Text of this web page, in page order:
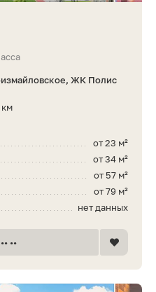
ЖК Полис
км
от 23 м²
от 34 м²
от 57 м²
от 79 м²
нет данных
••